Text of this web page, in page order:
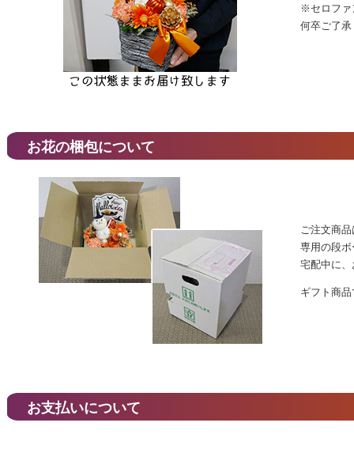
※セロファ
何卒ご了
お花の梱包について
ご注文商
専用の段
宅配中に
ギフト商
お支払いについて